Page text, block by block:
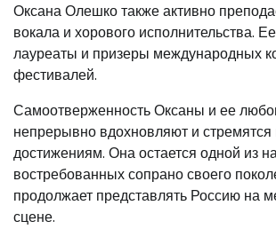
Оксана Олешко также активно
вокала и хорового исполнительства.
лауреаты и призеры международных
фестивалей.
Самоотверженность Оксаны и ее
непрерывно вдохновляют и
достижениям. Она остается одной из
востребованных сопрано своего
продолжает представлять Россию на
сцене.